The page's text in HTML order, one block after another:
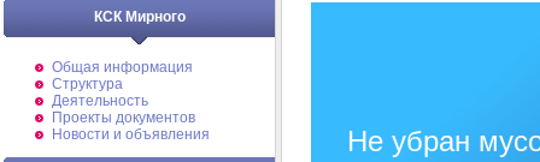
КСК Мирного
Общая информация
Структура
Деятельность
Проекты документов
Новости и объявления
Не убран